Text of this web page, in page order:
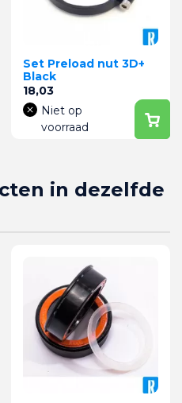
Set Preload nut 3D+
Black
Prijs
18,03
Niet op
voorraad
in dezelfde